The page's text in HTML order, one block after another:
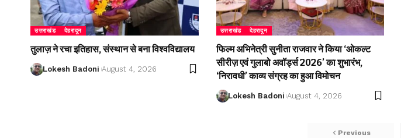
उत्तराखंड देहरादून
तुलाज़ ने रचा इतिहास, संस्थान से बना विश्वविद्यालय
Lokesh Badoni August 4, 2026
उत्तराखंड देहरादून
फिल्म अभिनेत्री सुनीता राजवार ने किया ‘ओकल्ट
सीरीज़ एवं गुलाबो अवॉर्ड्स 2026’ का शुभारंभ,
‘निरावधी’ काव्य संग्रह का हुआ विमोचन
Lokesh Badoni August 4, 2026
Previous